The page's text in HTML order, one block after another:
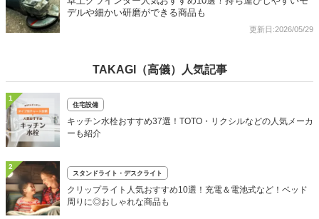
デルや細かい研磨ができる商品も
更新日:2026/05/29
TAKAGI（高儀）人気記事
1
住宅設備
キッチン水栓おすすめ37選！TOTO・リクシルなどの人気メーカ
ーも紹介
2
スタンドライト・デスクライト
クリップライト人気おすすめ10選！充電＆電池式など！ベッド
周りに◎おしゃれな商品も